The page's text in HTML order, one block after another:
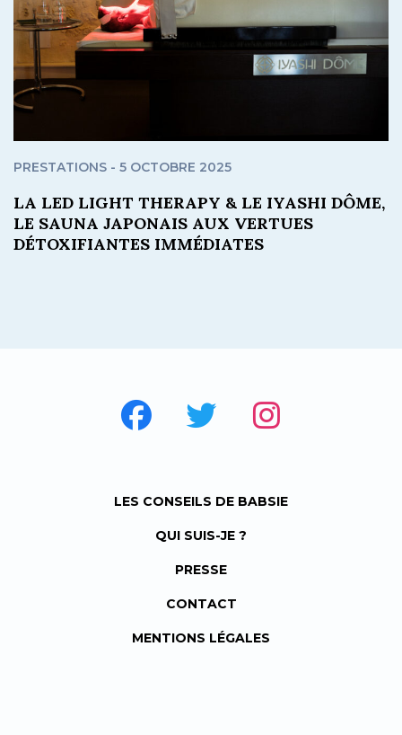
PRESTATIONS - 5 OCTOBRE 2025
LA LED LIGHT THERAPY & LE IYASHI DÔME,
LE SAUNA JAPONAIS AUX VERTUES
DÉTOXIFIANTES IMMÉDIATES
LES CONSEILS DE BABSIE
QUI SUIS-JE ?
PRESSE
CONTACT
MENTIONS LÉGALES